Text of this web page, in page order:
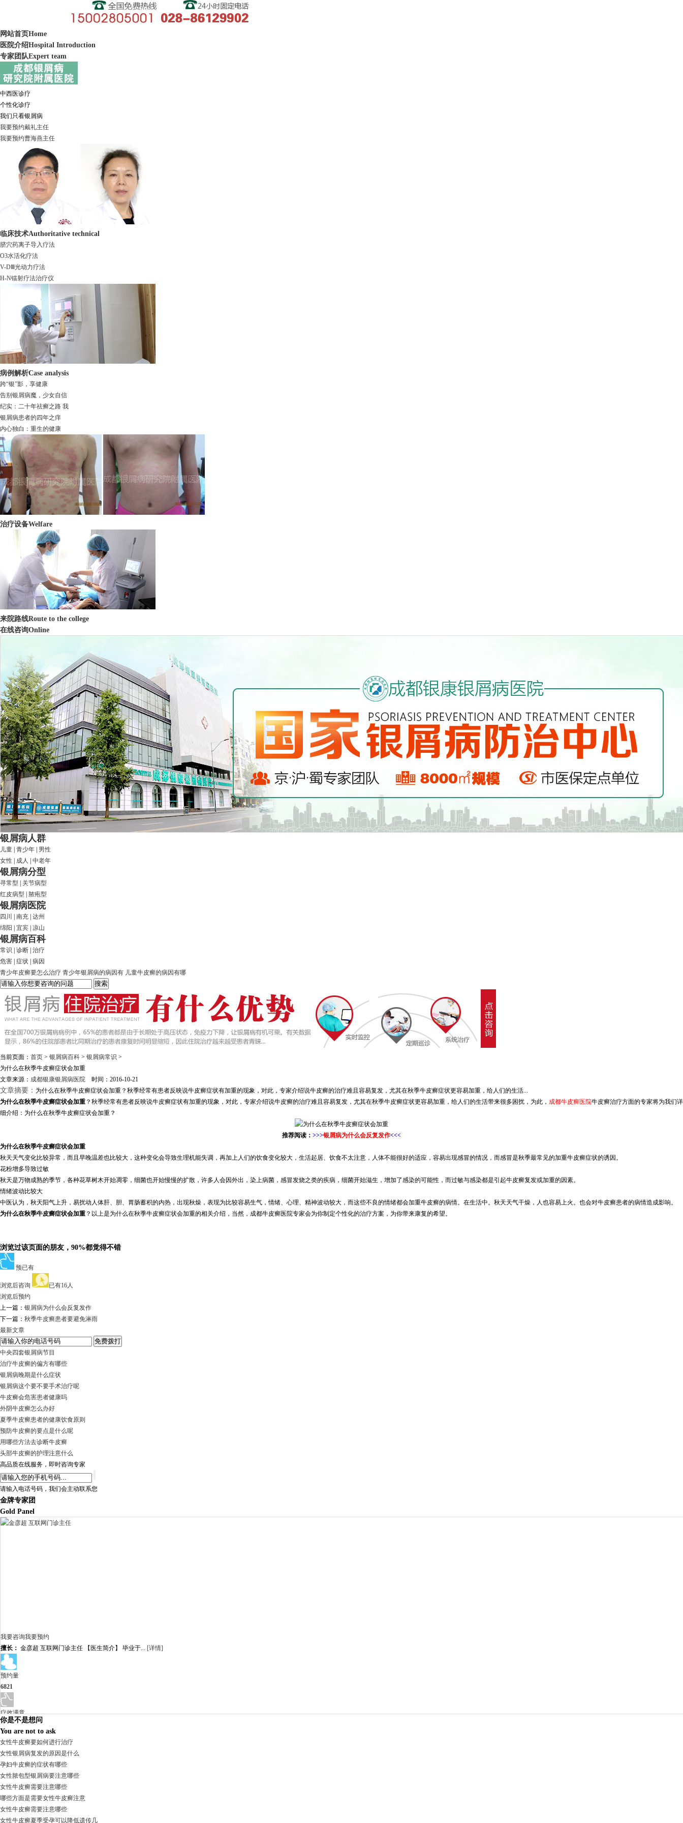
网站首页Home
医院介绍Hospital Introduction
专家团队Expert team
中西医诊疗
个性化诊疗
我们只看银屑病
我要预约戴礼主任
我要预约曹海燕主任
临床技术Authoritative technical
脐穴药离子导入疗法
O3水活化疗法
V-DⅢ光动力疗法
H-N镭射疗法治疗仪
病例解析Case analysis
跨“银”影，享健康
告别银屑病魔，少女自信
纪实：二十年祛癣之路 我
银屑病患者的四年之痒
内心独白：重生的健康
治疗设备Welfare
来院路线Route to the college
在线咨询Online
银屑病人群
儿童 青少年
男性
女性
成人 中老年
银屑病分型
寻常型
关节病型
红皮病型
脓疱型
银屑病医院
四川 南充 达州
绵阳
宜宾 凉山
银屑病百科
常识 诊断 治疗
危害 症状 病因
青少年皮癣要怎么治疗 青少年银屑病的病因有 儿童牛皮癣的病因有哪
当前页面： 首页 > 银屑病百科 > 银屑病常识 >
为什么在秋季牛皮癣症状会加重
文章来源： 成都银康银屑病医院 时间：2016-10-21
文章摘要： 为什么在秋季牛皮癣症状会加重？秋季经常有患者反映说牛皮癣症状有加重的现象，对此，专家介绍说牛皮癣的治疗难且容易复发，尤其在秋季牛皮癣症状更容易加重，给人们的生活...
为什么在秋季牛皮癣症状会加重 ？秋季经常有患者反映说牛皮癣症状有加重的现象，对此，专家介绍说牛皮癣的治疗难且容易复发，尤其在秋季牛皮癣症状更容易加重，给人们的生活带来很多困扰，为此， 成都牛皮癣医院牛皮癣治疗方面的专家将为我们详
细介绍：为什么在秋季牛皮癣症状会加重？
推荐阅读： >>>银屑病为什么会反复发作<<<
为什么在秋季牛皮癣症状会加重
秋天天气变化比较异常，而且早晚温差也比较大，这种变化会导致生理机能失调，再加上人们的饮食变化较大，生活起居、饮食不太注意，人体不能很好的适应，容易出现感冒的情况，而感冒是秋季最常见的加重牛皮癣症状的诱因。
花粉增多导致过敏
秋天是万物成熟的季节，各种花草树木开始凋零，细菌也开始慢慢的扩散，许多人会因外出，染上病菌，感冒发烧之类的疾病，细菌开始滋生，增加了感染的可能性，而过敏与感染都是引起牛皮癣复发或加重的因素。
情绪波动比较大
中医认为，秋天阳气上升，易扰动人体肝、胆、胃肠蓄积的内热，出现秋燥，表现为比较容易生气，情绪、心理、精神波动较大，而这些不良的情绪都会加重牛皮癣的病情。在生活中。秋天天气干燥，人也容易上火。也会对牛皮癣患者的病情造成影响。
为什么在秋季牛皮癣症状会加重 ？以上是为什么在秋季牛皮癣症状会加重的相关介绍，当然，成都牛皮癣医院专家会为你制定个性化的治疗方案，为你带来康复的希望。
浏览过该页面的朋友，90%都觉得不错
预已有
浏览后咨询
已有16人
浏览后预约
上一篇： 银屑病为什么会反复发作
下一篇： 秋季牛皮癣患者要避免淋雨
最新文章
中央四套银屑病节目
治疗牛皮癣的偏方有哪些
银屑病晚期是什么症状
银屑病这个要不要手术治疗呢
牛皮癣会危害患者健康吗
外阴牛皮癣怎么办好
夏季牛皮癣患者的健康饮食原则
预防牛皮癣的要点是什么呢
用哪些方法去诊断牛皮癣
头部牛皮癣的护理注意什么
高品质在线服务，即时咨询专家
请输入电话号码，我们会主动联系您
金牌专家团
Gold Panel
我要咨询我要预约
擅长： 金彦超 互联网门诊主任 【医生简介】 毕业于... [详情]
预约量
6821
疗效满意
98%
你是不是想问
You are not to ask
女性牛皮癣要如何进行治疗
女性银屑病复发的原因是什么
孕妇牛皮癣的症状有哪些
女性脓包型银屑病要注意哪些
女性牛皮癣需要注意哪些
哪些方面是需要女性牛皮癣注意
女性牛皮癣需要注意哪些
女性牛皮癣夏季受孕可以降低遗传几